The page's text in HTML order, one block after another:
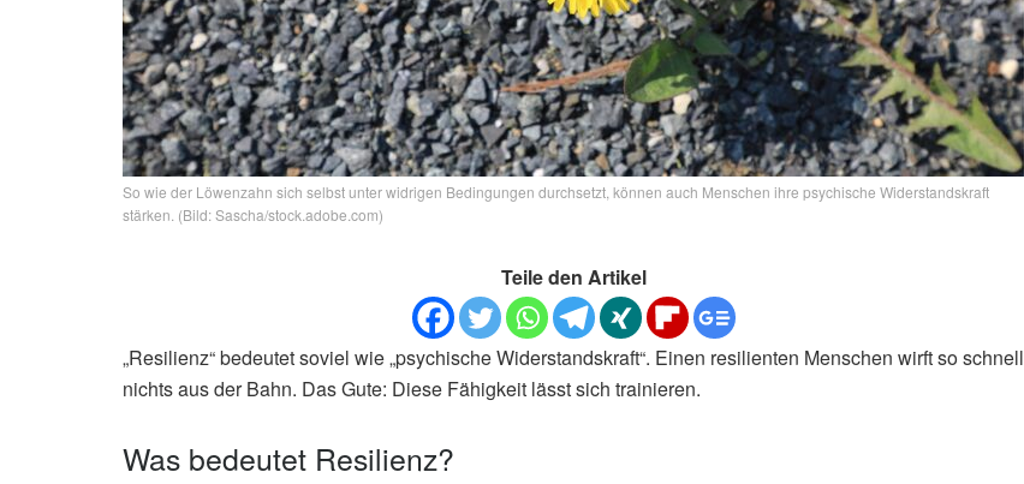
So wie der Löwenzahn sich selbst unter widrigen Bedingungen durchsetzt, können auch Menschen ihre psychische Widerstandskraft
stärken. (Bild: Sascha/stock.adobe.com)
Teile den Artikel
„Resilienz“ bedeutet soviel wie „psychische Widerstandskraft“. Einen resilienten Menschen wirft so schnell
nichts aus der Bahn. Das Gute: Diese Fähigkeit lässt sich trainieren.
Was bedeutet Resilienz?